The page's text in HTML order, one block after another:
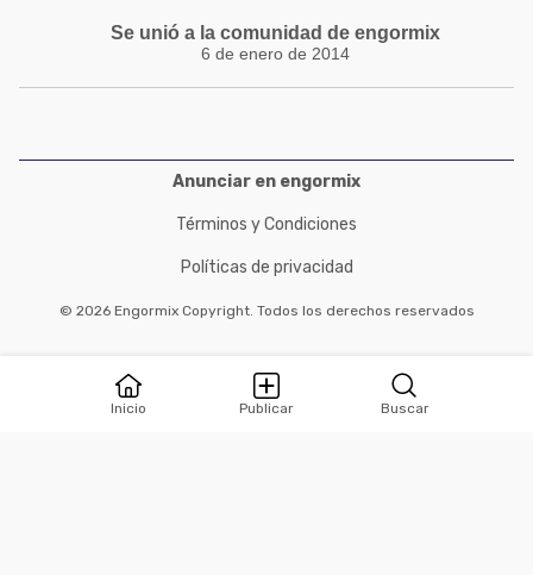
Inicio Publicar Buscar
Se unió a la comunidad de engormix
6 de enero de 2014
Anunciar en engormix
Términos y Condiciones
Políticas de privacidad
© 2026 Engormix Copyright. Todos los derechos reservados